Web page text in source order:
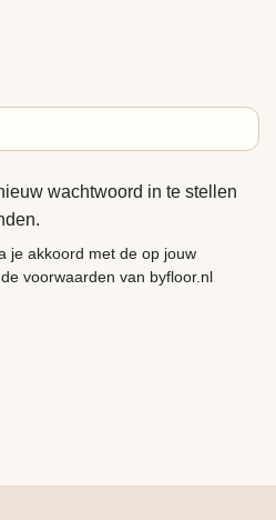
wachtwoord in te stellen
je akkoord met de op jouw
voorwaarden van byfloor.nl